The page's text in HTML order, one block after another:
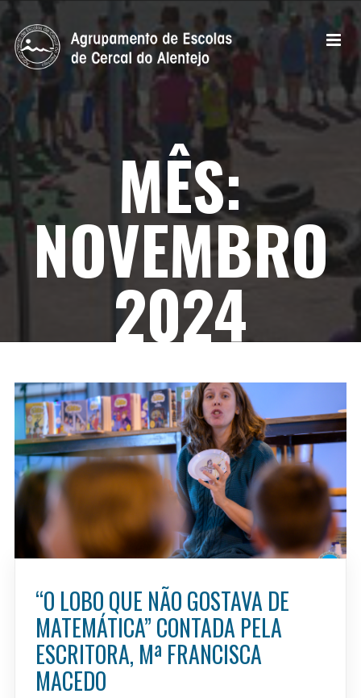
MÊS:
NOVEMBRO
2024
“O LOBO QUE NÃO GOSTAVA DE
MATEMÁTICA” CONTADA PELA
ESCRITORA, Mª FRANCISCA
MACEDO